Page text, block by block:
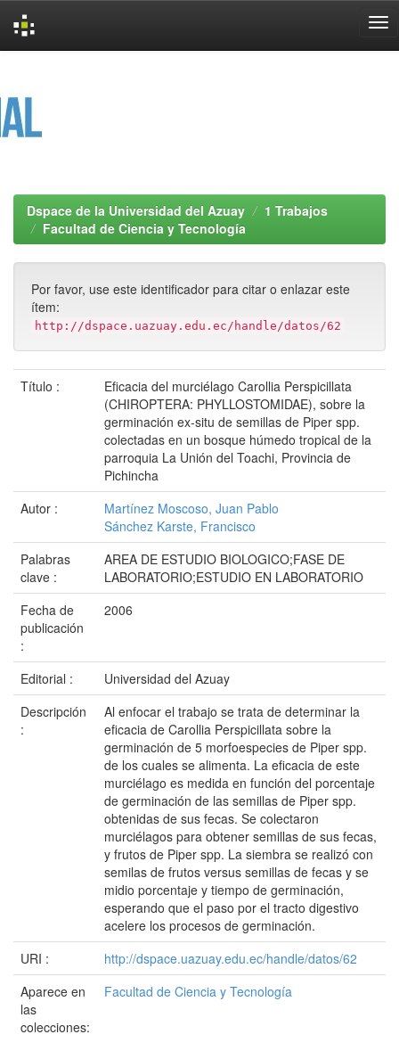
Dspace de la Universidad del Azuay
1 Trabajos
Facultad de Ciencia y Tecnología
Por favor, use este identificador para citar o enlazar este
ítem:
http://dspace.uazuay.edu.ec/handle/datos/62
Título :
Eficacia del murciélago Carollia Perspicillata
(CHIROPTERA: PHYLLOSTOMIDAE), sobre la
germinación ex-situ de semillas de Piper spp.
colectadas en un bosque húmedo tropical de la
parroquia La Unión del Toachi, Provincia de
Pichincha
Autor :
Martínez Moscoso, Juan Pablo
Sánchez Karste, Francisco
Palabras
clave :
AREA DE ESTUDIO BIOLOGICO;FASE DE
LABORATORIO;ESTUDIO EN LABORATORIO
Fecha de
publicación
:
2006
Editorial :
Universidad del Azuay
Descripción
:
Al enfocar el trabajo se trata de determinar la
eficacia de Carollia Perspicillata sobre la
germinación de 5 morfoespecies de Piper spp.
de los cuales se alimenta. La eficacia de este
murciélago es medida en función del porcentaje
de germinación de las semillas de Piper spp.
obtenidas de sus fecas. Se colectaron
murciélagos para obtener semillas de sus fecas,
y frutos de Piper spp. La siembra se realizó con
semilas de frutos versus semillas de fecas y se
midio porcentaje y tiempo de germinación,
esperando que el paso por el tracto digestivo
acelere los procesos de germinación.
URI :
http://dspace.uazuay.edu.ec/handle/datos/62
Aparece en
las
colecciones:
Facultad de Ciencia y Tecnología